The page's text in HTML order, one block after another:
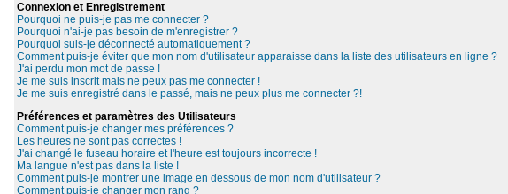
Connexion et Enregistrement
Pourquoi ne puis-je pas me connecter ?
Pourquoi n'ai-je pas besoin de m'enregistrer ?
Pourquoi suis-je déconnecté automatiquement ?
Comment puis-je éviter que mon nom d'utilisateur apparaisse dans la liste des utilisateurs en ligne ?
J'ai perdu mon mot de passe !
Je me suis inscrit mais ne peux pas me connecter !
Je me suis enregistré dans le passé, mais ne peux plus me connecter ?!
Préférences et paramètres des Utilisateurs
Comment puis-je changer mes préférences ?
Les heures ne sont pas correctes !
J'ai changé le fuseau horaire et l'heure est toujours incorrecte !
Ma langue n'est pas dans la liste !
Comment puis-je montrer une image en dessous de mon nom d'utilisateur ?
Comment puis-je changer mon rang ?